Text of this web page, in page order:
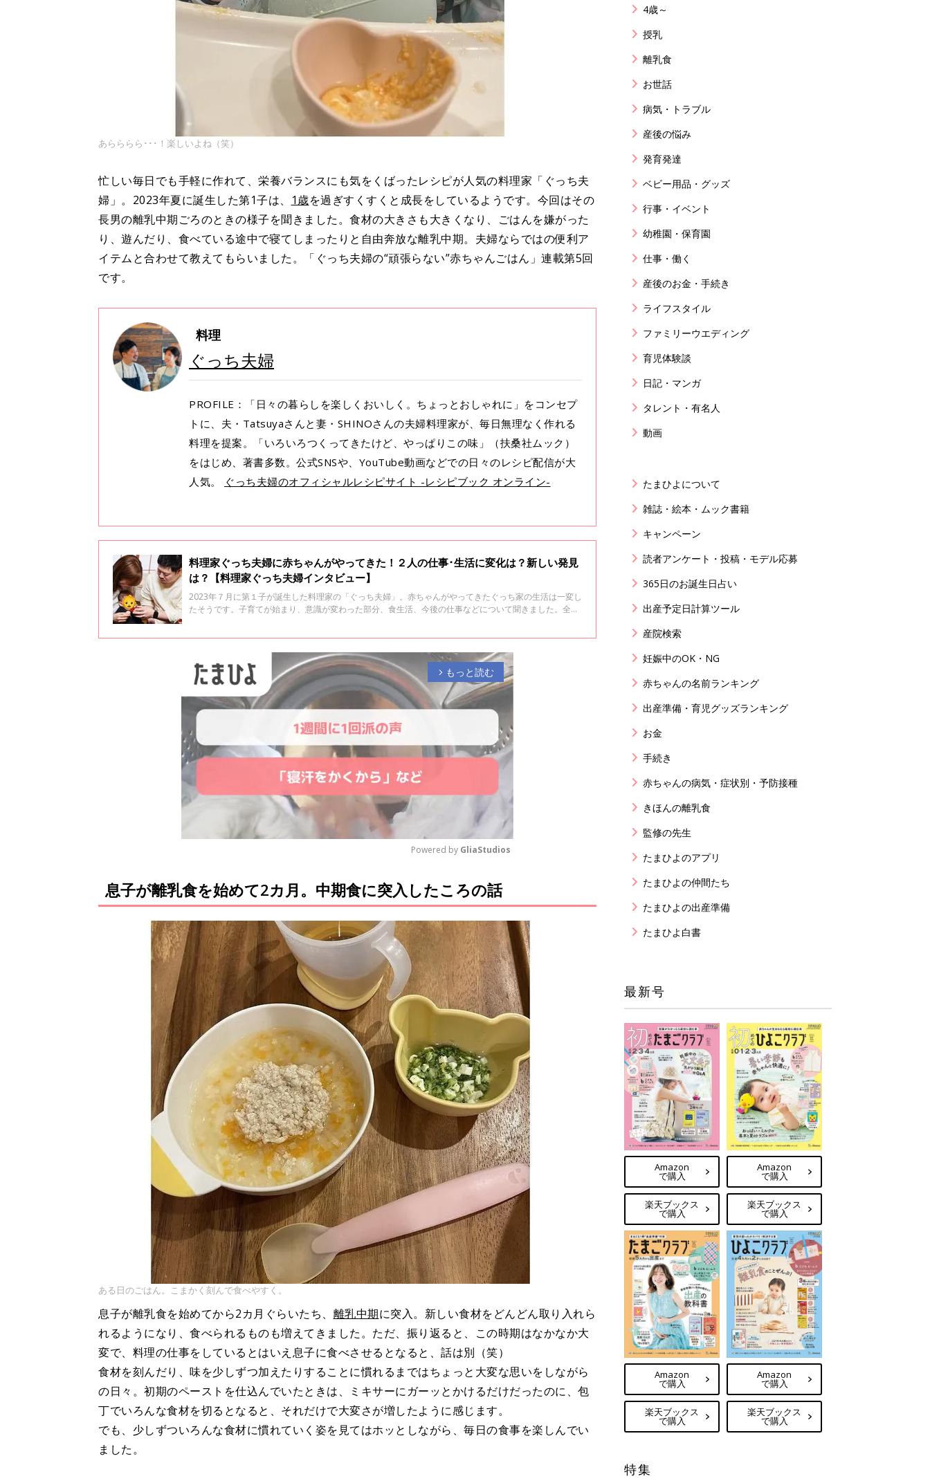
あらららら･･･！楽しいよね（笑）
忙しい毎日でも手軽に作れて、栄養バランスにも気をくばったレシピが人気の料理家「ぐっち夫
婦」。2023年夏に誕生した第1子は、
1歳を過ぎすくすくと成長をしているようです。今回はその
長男の離乳中期ごろのときの様子を聞きました。食材の大きさも大きくなり、ごはんを嫌がった
り、遊んだり、食べている途中で寝てしまったりと自由奔放な離乳中期。夫婦ならではの便利ア
イテムと合わせて教えてもらいました。「ぐっち夫婦の“頑張らない”赤ちゃんごはん」連載第5回
です。
料理
ぐっち夫婦
PROFILE：「日々の暮らしを楽しくおいしく。ちょっとおしゃれに」をコンセプ
トに、夫・Tatsuyaさんと妻・SHINOさんの夫婦料理家が、毎日無理なく作れる
料理を提案。「いろいろつくってきたけど、やっぱりこの味」（扶桑社ムック）
をはじめ、著書多数。公式SNSや、YouTube動画などでの日々のレシピ配信が大
人気。
ぐっち夫婦のオフィシャルレシピサイト -レシピブック オンライン-
料理家ぐっち夫婦に赤ちゃんがやってきた！２人の仕事･生活に変化は？新しい発見
は？【料理家ぐっち夫婦インタビュー】
2023年７月に第１子が誕生した料理家の「ぐっち夫婦」。赤ちゃんがやってきたぐっち家の生活は一変し
たそうです。子育てが始まり、意識が変わった部分、食生活、今後の仕事などについて聞きました。全３
arrow_forward_ios もっと読む
M
u
t
Powered by GliaStudios
息子が離乳食を始めて2カ月。中期食に突入したころの話
ある日のごはん。こまかく刻んで食べやすく。
息子が離乳食を始めてから2カ月ぐらいたち、 離乳中期に突入。新しい食材をどんどん取り入れら
れるようになり、食べられるものも増えてきました。ただ、振り返ると、この時期はなかなか大
変で、料理の仕事をしているとはいえ息子に食べさせるとなると、話は別（笑）
食材を刻んだり、味を少しずつ加えたりすることに慣れるまではちょっと大変な思いをしながら
の日々。初期のペーストを仕込んでいたときは、ミキサーにガーッとかけるだけだったのに、包
丁でいろんな食材を切るとなると、それだけで大変さが増したように感じます。
でも、少しずついろんな食材に慣れていく姿を見てはホッとしながら、毎日の食事を楽しんでい
ました。
4歳～
授乳
離乳食
お世話
病気・トラブル
産後の悩み
発育発達
ベビー用品・グッズ
行事・イベント
幼稚園・保育園
仕事・働く
産後のお金・手続き
ライフスタイル
ファミリーウエディング
育児体験談
日記・マンガ
タレント・有名人
動画
たまひよについて
雑誌・絵本・ムック書籍
キャンペーン
読者アンケート・投稿・モデル応募
365日のお誕生日占い
出産予定日計算ツール
産院検索
妊娠中のOK・NG
赤ちゃんの名前ランキング
出産準備・育児グッズランキング
お金
手続き
赤ちゃんの病気・症状別・予防接種
きほんの離乳食
監修の先生
たまひよのアプリ
たまひよの仲間たち
たまひよの出産準備
たまひよ白書
最新号
Amazon
で購入
楽天ブックス
で購入
Amazon
で購入
楽天ブックス
で購入
Amazon
で購入
楽天ブックス
で購入
Amazon
で購入
楽天ブックス
で購入
特集